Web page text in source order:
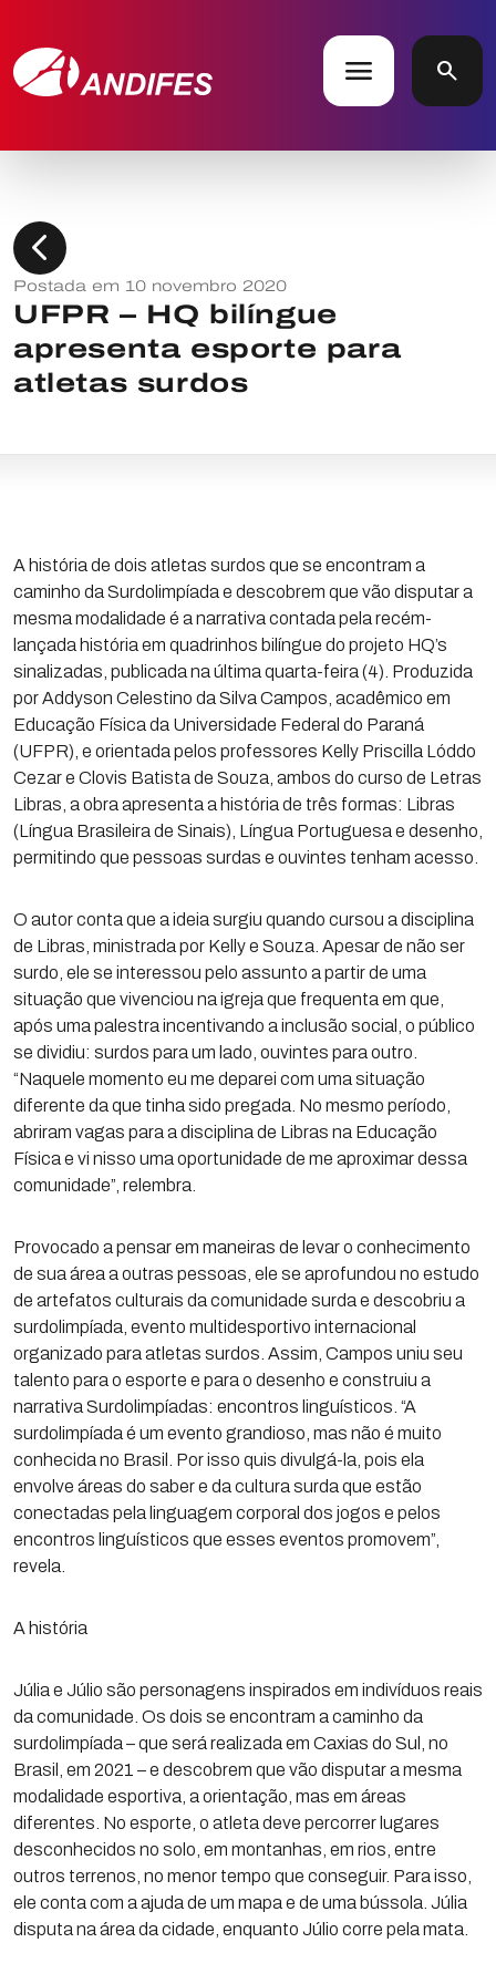
menu search
chevron_left
Postada em 10 novembro 2020
UFPR – HQ bilíngue
apresenta esporte para
atletas surdos
A história de dois atletas surdos que se encontram a
caminho da Surdolimpíada e descobrem que vão disputar a
mesma modalidade é a narrativa contada pela recém-
lançada história em quadrinhos bilíngue do projeto HQ’s
sinalizadas, publicada na última quarta-feira (4). Produzida
por Addyson Celestino da Silva Campos, acadêmico em
Educação Física da Universidade Federal do Paraná
(UFPR), e orientada pelos professores Kelly Priscilla Lóddo
Cezar e Clovis Batista de Souza, ambos do curso de Letras
Libras, a obra apresenta a história de três formas: Libras
(Língua Brasileira de Sinais), Língua Portuguesa e desenho,
permitindo que pessoas surdas e ouvintes tenham acesso.
O autor conta que a ideia surgiu quando cursou a disciplina
de Libras, ministrada por Kelly e Souza. Apesar de não ser
surdo, ele se interessou pelo assunto a partir de uma
situação que vivenciou na igreja que frequenta em que,
após uma palestra incentivando a inclusão social, o público
se dividiu: surdos para um lado, ouvintes para outro.
“Naquele momento eu me deparei com uma situação
diferente da que tinha sido pregada. No mesmo período,
abriram vagas para a disciplina de Libras na Educação
Física e vi nisso uma oportunidade de me aproximar dessa
comunidade”, relembra.
Provocado a pensar em maneiras de levar o conhecimento
de sua área a outras pessoas, ele se aprofundou no estudo
de artefatos culturais da comunidade surda e descobriu a
surdolimpíada, evento multidesportivo internacional
organizado para atletas surdos. Assim, Campos uniu seu
talento para o esporte e para o desenho e construiu a
narrativa Surdolimpíadas: encontros linguísticos. “A
surdolimpíada é um evento grandioso, mas não é muito
conhecida no Brasil. Por isso quis divulgá-la, pois ela
envolve áreas do saber e da cultura surda que estão
conectadas pela linguagem corporal dos jogos e pelos
encontros linguísticos que esses eventos promovem”,
revela.
A história
Júlia e Júlio são personagens inspirados em indivíduos reais
da comunidade. Os dois se encontram a caminho da
surdolimpíada – que será realizada em Caxias do Sul, no
Brasil, em 2021 – e descobrem que vão disputar a mesma
modalidade esportiva, a orientação, mas em áreas
diferentes. No esporte, o atleta deve percorrer lugares
desconhecidos no solo, em montanhas, em rios, entre
outros terrenos, no menor tempo que conseguir. Para isso,
ele conta com a ajuda de um mapa e de uma bússola. Júlia
disputa na área da cidade, enquanto Júlio corre pela mata.